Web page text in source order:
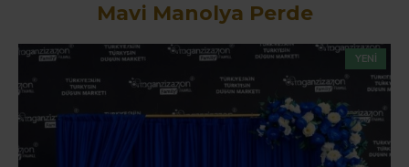
Mavi Manolya Perde
YENI